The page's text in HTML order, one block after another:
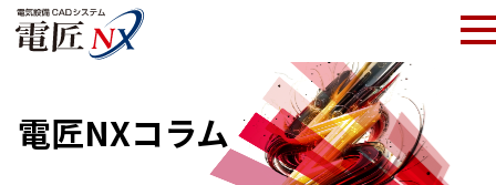
電匠NXコラム